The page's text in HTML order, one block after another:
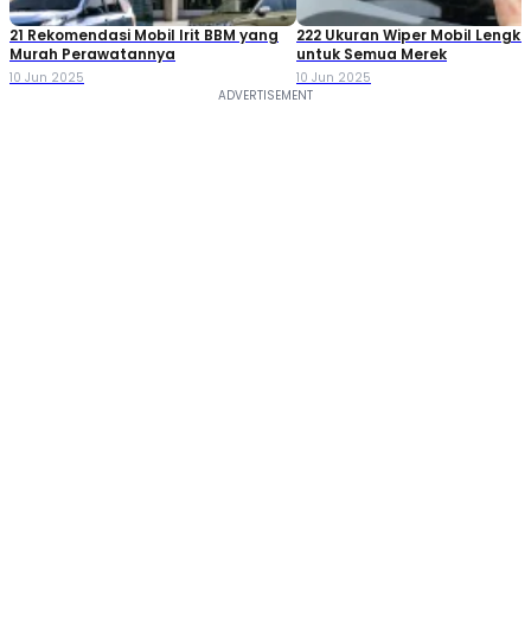
21 Rekomendasi Mobil Irit BBM yang
Murah Perawatannya
10 Jun 2025
222 Ukuran Wiper Mobil
untuk Semua Merek
10 Jun 2025